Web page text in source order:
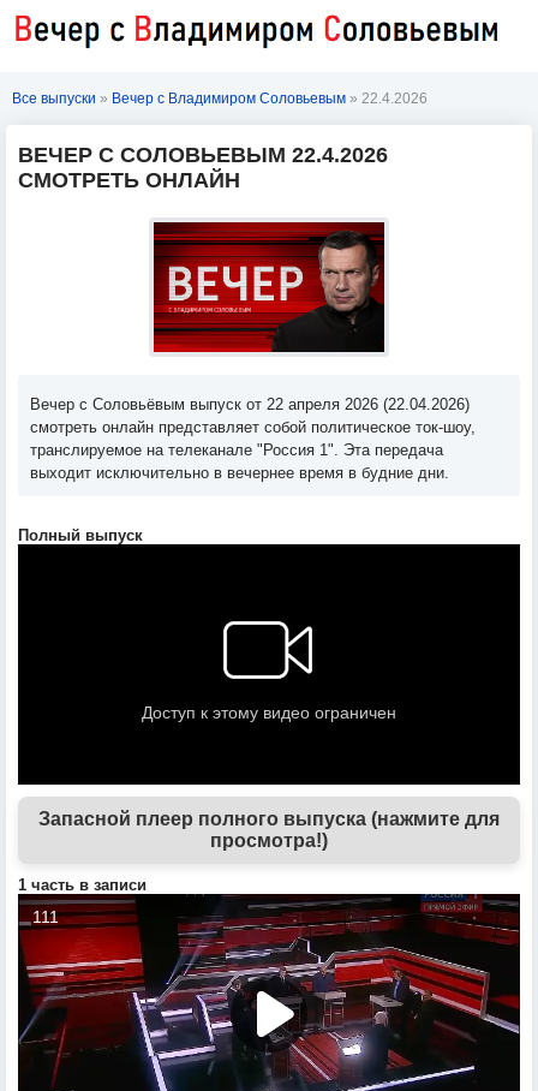
Все выпуски » Вечер с Владимиром Соловьевым » 22.4.2026
ВЕЧЕР С СОЛОВЬЕВЫМ 22.4.2026
СМОТРЕТЬ ОНЛАЙН
Вечер с Соловьёвым выпуск от 22 апреля 2026 (22.04.2026)
смотреть онлайн представляет собой политическое ток-шоу,
транслируемое на телеканале "Россия 1". Эта передача
выходит исключительно в вечернее время в будние дни.
Полный выпуск
Запасной плеер полного выпуска (нажмите для
просмотра!)
1 часть в записи